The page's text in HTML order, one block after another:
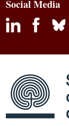
Social Media